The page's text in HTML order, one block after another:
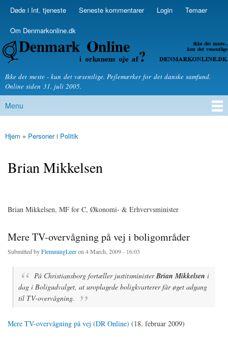
Skip to
Secondary menu
Døde i Int. tjeneste Seneste kommentarer Login Temaer
Om Denmarkonline.dk
Denmarkonline.dk - blognyheder om politik
Ikke det meste - kun det væsentlige. Pejlemærker for det danske samfund.
Online siden 31. juli 2005.
Main menu
Menu
You are here
Hjem » Personer i Politik
Brian Mikkelsen
Brian Mikkelsen, MF for C, Økonomi- & Erhvervsminister
Mere TV-overvågning på vej i boligområder
Submitted byFlemmingLeeron 4 March, 2009 - 16:03
På Christiansborg fortæller justitsministerBrian Mikkelsen i
dag i Boligudvalget, at uroplagede boligkvarterer får øget adgang
til TV-overvågning.
Mere TV-overvågning på vej (DR Online) (18. februar 2009)